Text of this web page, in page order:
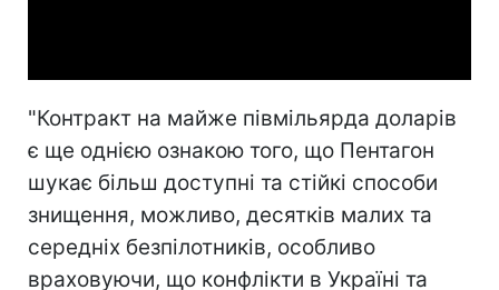
"Контракт на майже півмільярда доларів
є ще однією ознакою того, що Пентагон
шукає більш доступні та стійкі способи
знищення, можливо, десятків малих та
середніх безпілотників, особливо
враховуючи, що конфлікти в Україні та